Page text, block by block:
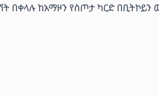
በቀላሉ ከአማዞን የስጦታ ካርድ